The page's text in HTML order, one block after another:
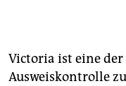
Schulbeginn, so die
Victoria ist eine
Ausweiskontrolle